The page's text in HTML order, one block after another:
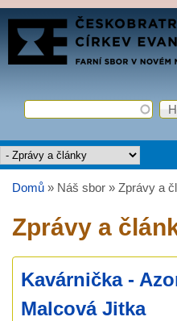
Přejít k
FARNÍ
SBOR
Vyhledávání
Hledat
Hlavní menu
Domů » Náš sbor » Zprávy a
Zprávy a
Kavárnička -
Malcová Jitka